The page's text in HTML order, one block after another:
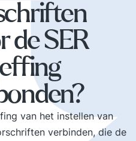
de SER
van het instellen van
verbinden, die de